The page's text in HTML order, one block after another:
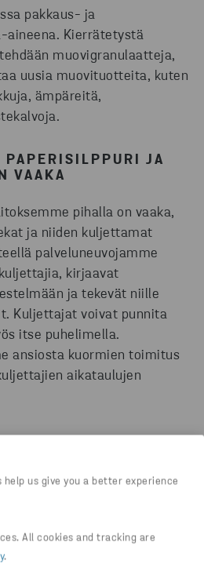
help us give you a better experience
All cookies and tracking are
.
pakkaus- ja
aineena. Kierrätetystä
muovigranulaatteja,
uusia muovituotteita, kuten
ämpäreitä,
PAPERISILPPURI JA
VAAKA
pihalla on vaaka,
ja niiden kuljettamat
palveluneuvojamme
kirjaavat
ja tekevät niille
Kuljettajat voivat punnita
itse puhelimella.
ansiosta kuormien toimitus
aikataulujen
Luotettava asiakirjojen
lukitussa tilassa.
sanottu